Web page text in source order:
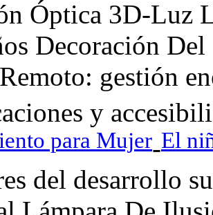
Óptica 3D-Luz
Decoración
gestión
y
para Mujer-El
del desarrollo